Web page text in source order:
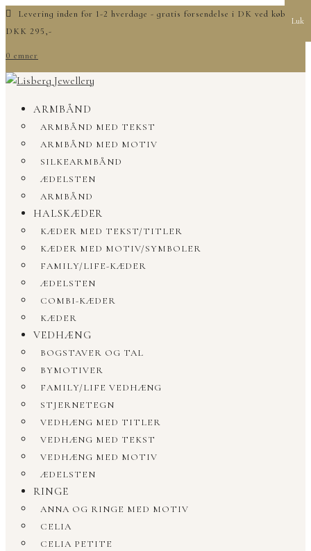
Levering inden for 1-2 hverdage - gratis forsendelse i DK ved køb over
DKK 295,-
0 emner
ARMBÅND
ARMBÅND MED TEKST
ARMBÅND MED MOTIV
SILKEARMBÅND
ÆDELSTEN
ARMBÅND
HALSKÆDER
KÆDER MED TEKST/TITLER
KÆDER MED MOTIV/SYMBOLER
FAMILY/LIFE-KÆDER
ÆDELSTEN
COMBI-KÆDER
KÆDER
VEDHÆNG
BOGSTAVER OG TAL
BYMOTIVER
FAMILY/LIFE VEDHÆNG
STJERNETEGN
VEDHÆNG MED TITLER
VEDHÆNG MED TEKST
VEDHÆNG MED MOTIV
ÆDELSTEN
RINGE
ANNA OG RINGE MED MOTIV
CELIA
CELIA PETITE
Luk